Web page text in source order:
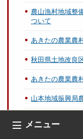
メニュー
農山漁村地域整
ついて
あきたの農業農
秋田県土地改良
あきたの農業農
山本地域振興局
堰根祭り～